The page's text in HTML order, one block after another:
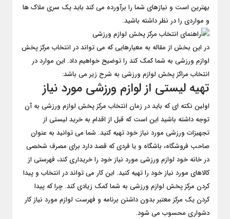
بهترین است و نیازهای شما را برآورده می کند باید یک سری ملاک ها
و مواردی را در نظر داشته باشید.
در این بخش از مقاله به معیارهایی که می تواند در انتخاب مرکز پخش
لوازم ورزشی به شما کمک کند را توضیح خواهیم داد. این موارد در
انتخاب مراکز پخش لوازم ورزشی به شرح زیر می باشد:
تهیه لیستی از لوازم ورزشی مورد نیاز
اولین نکته ای که باید در زمان انتخاب مرکز پخش لوازم ورزشی به آن
توجه داشته باشید این است که قبل از اقدام به خرید لیستی از
تجهیزات ورزشی مورد نیاز خود تهیه کنید. شما می توانید به عنوان
صاحب فروشگاه، باشگاه و یا فردی که قصد دارد برای مصرف شخصی
در خانه خود لوازم ورزشی مورد نیاز خود را خریداری کند، فهرستی از
کالاهای مورد نیاز خود را تهیه کنید. این کار می تواند در انتخاب و پیدا
کردن مرکز پخش لوازم ورزشی به شما کمک زیادی کند. چرا که پیدا
کردن یک مرکز معتبر بدون داشتن برنامه و فهرست لوازم مورد نیاز کار
دشواری محسوب می شود.